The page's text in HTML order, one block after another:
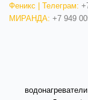
Феникс | Телеграм:
МИРАНДА: +7 949